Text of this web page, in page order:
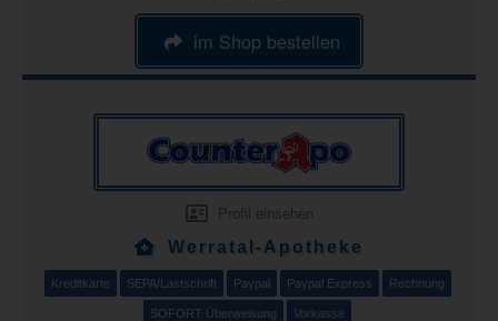
im Shop bestellen
Profil einsehen
Werratal-Apotheke
Kreditkarte SEPA/Lastschrift Paypal Paypal Express Rechnung
SOFORT Überweisung Vorkasse